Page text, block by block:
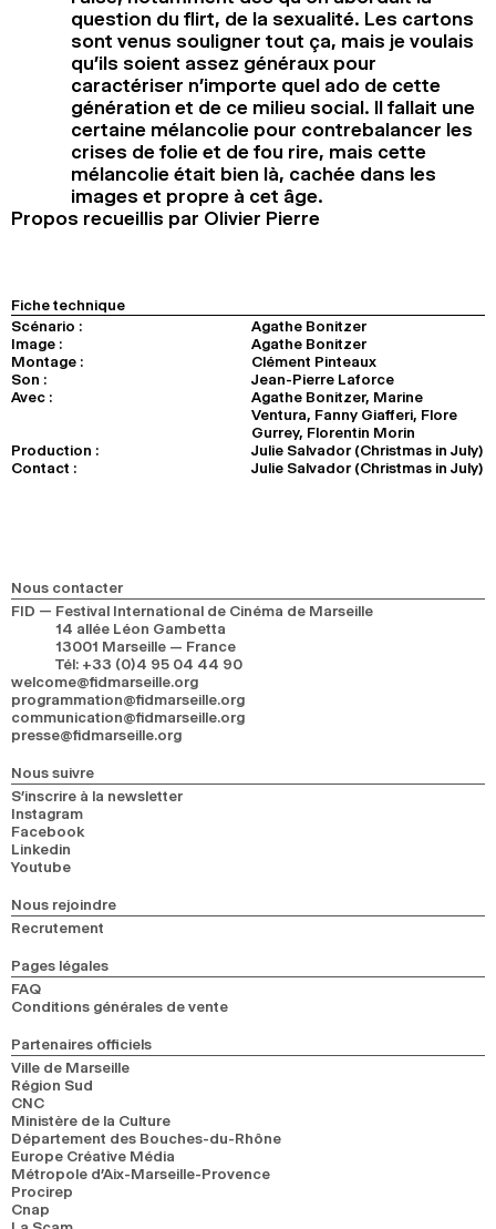
question du flirt, de la sexualité. Les cartons
sont venus souligner tout ça, mais je voulais
qu’ils soient assez généraux pour
caractériser n’importe quel ado de cette
génération et de ce milieu social. Il fallait une
certaine mélancolie pour contrebalancer les
crises de folie et de fou rire, mais cette
mélancolie était bien là, cachée dans les
images et propre à cet âge.
Propos recueillis par Olivier Pierre
Fiche technique
Scénario :
Agathe Bonitzer
Image :
Agathe Bonitzer
Montage :
Clément Pinteaux
Son :
Jean-Pierre Laforce
Avec :
Agathe Bonitzer, Marine
Ventura, Fanny Giafferi, Flore
Gurrey, Florentin Morin
Production :
Julie Salvador (Christmas in July)
Contact :
Julie Salvador (Christmas in July)
Nous contacter
FID — Festival International de Cinéma de Marseille
14 allée Léon Gambetta
13001 Marseille — France
Tél: +33 (0)4 95 04 44 90
welcome@fidmarseille.org
programmation@fidmarseille.org
communication@fidmarseille.org
presse@fidmarseille.org
Nous suivre
S’inscrire à la newsletter
Instagram
Facebook
Linkedin
Youtube
Nous rejoindre
Recrutement
Pages légales
FAQ
Conditions générales de vente
Partenaires officiels
Ville de Marseille
Région Sud
CNC
Ministère de la Culture
Département des Bouches-du-Rhône
Europe Créative Média
Métropole d’Aix-Marseille-Provence
Procirep
Cnap